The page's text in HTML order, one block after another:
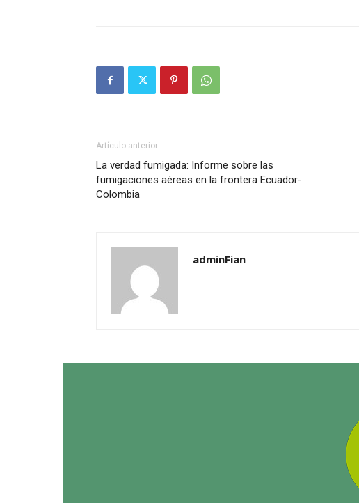
Artículo anterior
La verdad fumigada: Informe sobre las
fumigaciones aéreas en la frontera Ecuador-
Colombia
adminFian